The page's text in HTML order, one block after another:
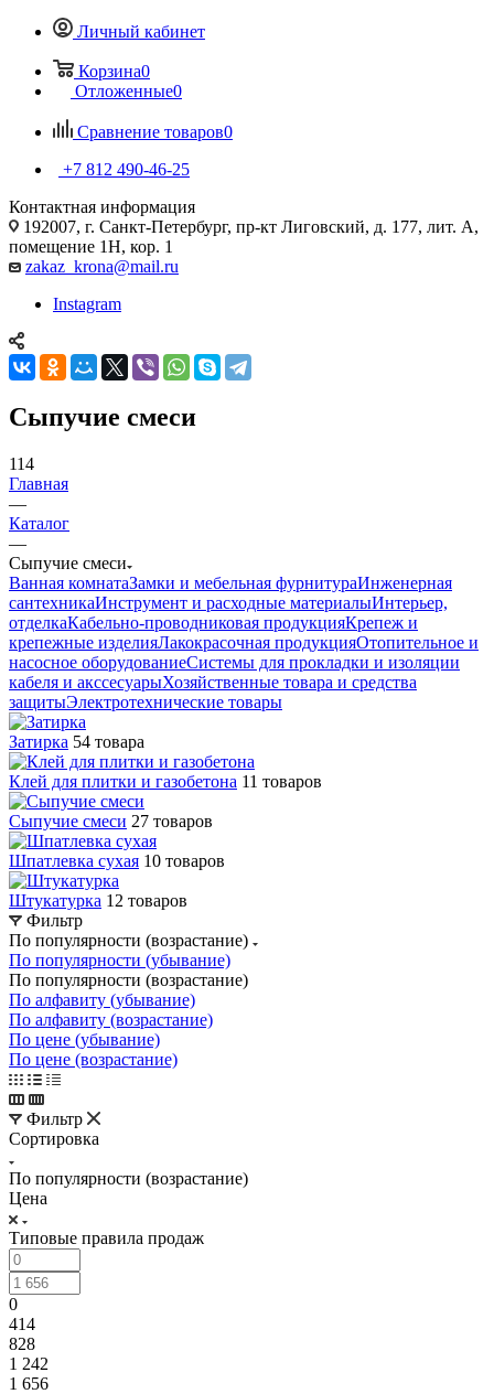
Личный кабинет
Корзина0
Отложенные0
Сравнение товаров0
+7 812 490-46-25
Контактная информация
192007, г. Санкт-Петербург, пр-кт Лиговский, д. 177, лит. А,
помещение 1Н, кор. 1
zakaz_krona@mail.ru
Instagram
Сыпучие смеси
114
Главная
—
Каталог
—
Сыпучие смеси
Ванная комнатаЗамки и мебельная фурнитураИнженерная
сантехникаИнструмент и расходные материалыИнтерьер,
отделкаКабельно-проводниковая продукцияКрепеж и
крепежные изделияЛакокрасочная продукцияОтопительное и
насосное оборудованиеСистемы для прокладки и изоляции
кабеля и акссесуарыХозяйственные товара и средства
защитыЭлектротехнические товары
Затирка 54 товара
Клей для плитки и газобетона 11 товаров
Сыпучие смеси 27 товаров
Шпатлевка сухая 10 товаров
Штукатурка 12 товаров
Фильтр
По популярности (возрастание)
По популярности (убывание)
По популярности (возрастание)
По алфавиту (убывание)
По алфавиту (возрастание)
По цене (убывание)
По цене (возрастание)
Фильтр
Сортировка
По популярности (возрастание)
Цена
Типовые правила продаж
0
414
828
1 242
1 656